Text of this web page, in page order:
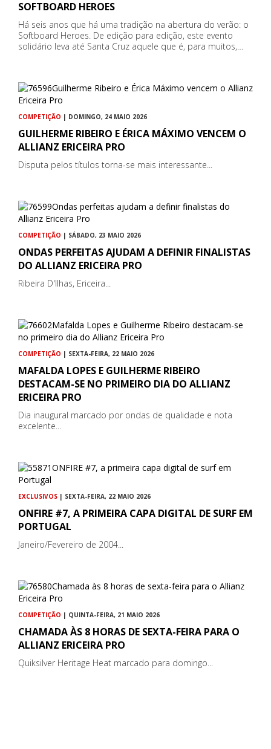
SOFTBOARD HEROES
Há seis anos que há uma tradição na abertura do verão: o
Softboard Heroes. De edição para edição, este evento
solidário leva até Santa Cruz aquele que é, para muitos,…
COMPETIÇÃO | DOMINGO, 24 MAIO 2026
GUILHERME RIBEIRO E ÉRICA MÁXIMO VENCEM O
ALLIANZ ERICEIRA PRO
Disputa pelos títulos torna-se mais interessante...
COMPETIÇÃO | SÁBADO, 23 MAIO 2026
ONDAS PERFEITAS AJUDAM A DEFINIR FINALISTAS
DO ALLIANZ ERICEIRA PRO
Ribeira D'Ilhas, Ericeira...
COMPETIÇÃO | SEXTA-FEIRA, 22 MAIO 2026
MAFALDA LOPES E GUILHERME RIBEIRO
DESTACAM-SE NO PRIMEIRO DIA DO ALLIANZ
ERICEIRA PRO
Dia inaugural marcado por ondas de qualidade e nota
excelente...
EXCLUSIVOS | SEXTA-FEIRA, 22 MAIO 2026
ONFIRE #7, A PRIMEIRA CAPA DIGITAL DE SURF EM
PORTUGAL
Janeiro/Fevereiro de 2004...
COMPETIÇÃO | QUINTA-FEIRA, 21 MAIO 2026
CHAMADA ÀS 8 HORAS DE SEXTA-FEIRA PARA O
ALLIANZ ERICEIRA PRO
Quiksilver Heritage Heat marcado para domingo...